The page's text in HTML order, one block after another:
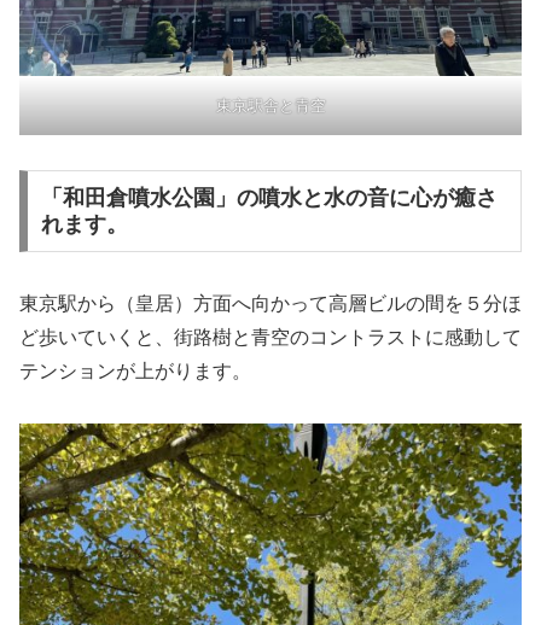
東京駅舎と青空
「和田倉噴水公園」の噴水と水の音に心が癒さ
れます。
東京駅から（皇居）方面へ向かって高層ビルの間を５分ほ
ど歩いていくと、街路樹と青空のコントラストに感動して
テンションが上がります。